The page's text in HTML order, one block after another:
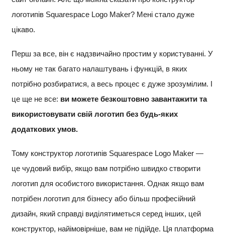
логотипів Squarespace Logo Maker? Мені стало дуже
цікаво.
Перш за все, він є надзвичайно простим у користуванні. У
ньому не так багато налаштувань і функцій, в яких
потрібно розбиратися, а весь процес є дуже зрозумілим. І
це ще не все: ви можете безкоштовно завантажити та
використовувати свій логотип без будь-яких
додаткових умов.
Тому конструктор логотипів Squarespace Logo Maker —
це чудовий вибір, якщо вам потрібно швидко створити
логотип для особистого використання. Однак якщо вам
потрібен логотип для бізнесу або більш професійний
дизайн, який справді виділятиметься серед інших, цей
конструктор, найімовірніше, вам не підійде. Ця платформа